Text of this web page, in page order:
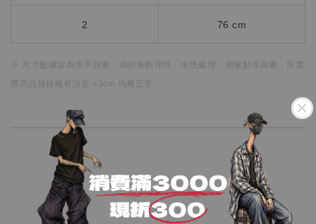
2 76 cm
※ 尺寸數據皆為水平測量， 由於布料彈性、水洗處理、測量點等因素，
與實
際商品規格略有誤差 ±3cm 均屬正常。